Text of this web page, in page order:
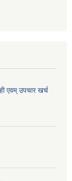
एवम् उपचार खर्च